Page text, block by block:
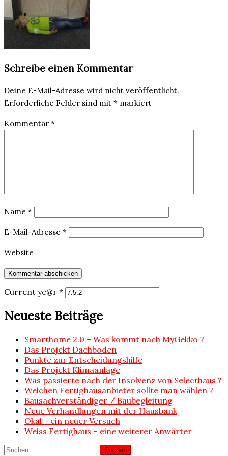
Schreibe einen Kommentar
Deine E-Mail-Adresse wird nicht veröffentlicht.
Erforderliche Felder sind mit * markiert
Kommentar *
Name *
E-Mail-Adresse *
Website
Current ye@r *
Neueste Beiträge
Smarthome 2.0 – Was kommt nach MyGekko ?
Das Projekt Dachboden
Punkte zur Entscheidungshilfe
Das Projekt Klimaanlage
Was passierte nach der Insolvenz von Selecthaus ?
Welchen Fertighausanbieter sollte man wählen ?
Bausachverständiger / Baubegleitung
Neue Verhandlungen mit der Hausbank
Okal – ein neuer Versuch
Weiss Fertighaus – eine weiterer Anwärter
Suchen